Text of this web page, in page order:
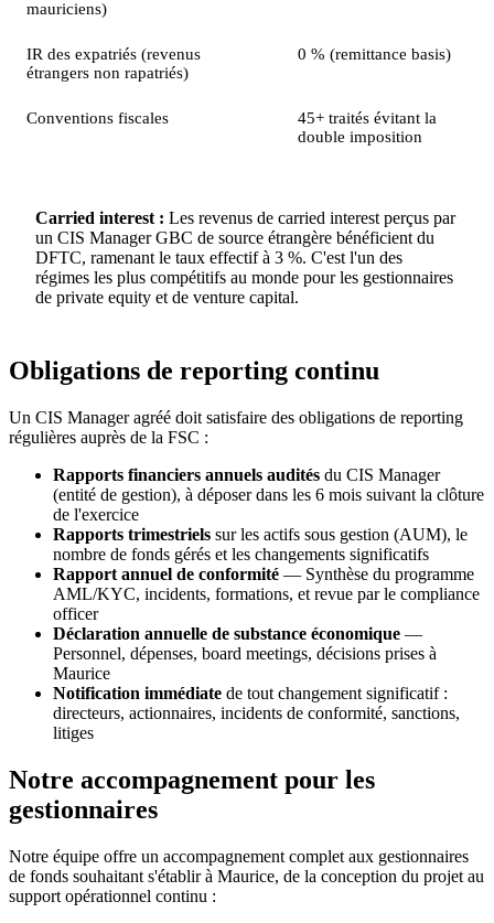
mauriciens)
IR des expatriés (revenus
étrangers non rapatriés)
0 % (remittance basis)
Conventions fiscales
45+ traités évitant la
double imposition
Carried interest : Les revenus de carried interest perçus par
un CIS Manager GBC de source étrangère bénéficient du
DFTC, ramenant le taux effectif à 3 %. C'est l'un des
régimes les plus compétitifs au monde pour les gestionnaires
de private equity et de venture capital.
Obligations de reporting continu
Un CIS Manager agréé doit satisfaire des obligations de reporting
régulières auprès de la FSC :
Rapports financiers annuels audités du CIS Manager
(entité de gestion), à déposer dans les 6 mois suivant la clôture
de l'exercice
Rapports trimestriels sur les actifs sous gestion (AUM), le
nombre de fonds gérés et les changements significatifs
Rapport annuel de conformité — Synthèse du programme
AML/KYC, incidents, formations, et revue par le compliance
officer
Déclaration annuelle de substance économique —
Personnel, dépenses, board meetings, décisions prises à
Maurice
Notification immédiate de tout changement significatif :
directeurs, actionnaires, incidents de conformité, sanctions,
litiges
Notre accompagnement pour les
gestionnaires
Notre équipe offre un accompagnement complet aux gestionnaires
de fonds souhaitant s'établir à Maurice, de la conception du projet au
support opérationnel continu :